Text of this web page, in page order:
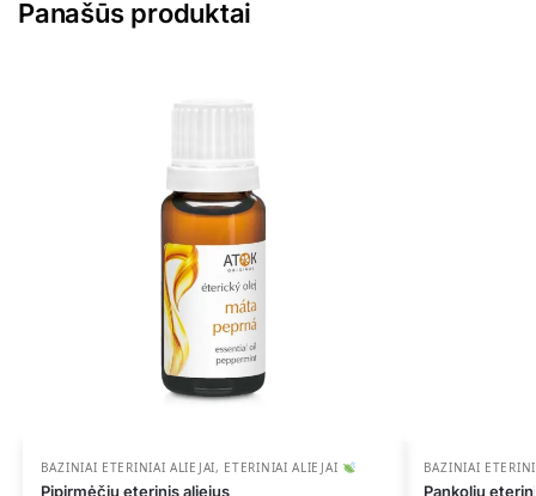
Panašūs produktai
BAZINIAI ETERINIAI ALIEJAI, ETERINIAI ALIEJAI
Pipirmėčių eterinis aliejus
BAZINIAI
Pankolių